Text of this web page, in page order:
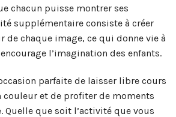
chacun puisse montrer ses
supplémentaire consiste à créer
chaque image, ce qui donne vie à
l’imagination des enfants.
parfaite de laisser libre cours
couleur et de profiter de moments
que soit l’activité que vous